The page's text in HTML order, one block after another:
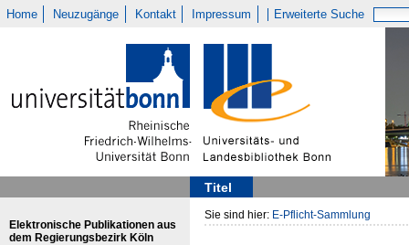
Home Neuzugänge Kontakt Impressum Erweiterte Suche
Titel
Elektronische Publikationen aus
dem Regierungsbezirk Köln
Sie sind hier: E-Pflicht-Sammlung